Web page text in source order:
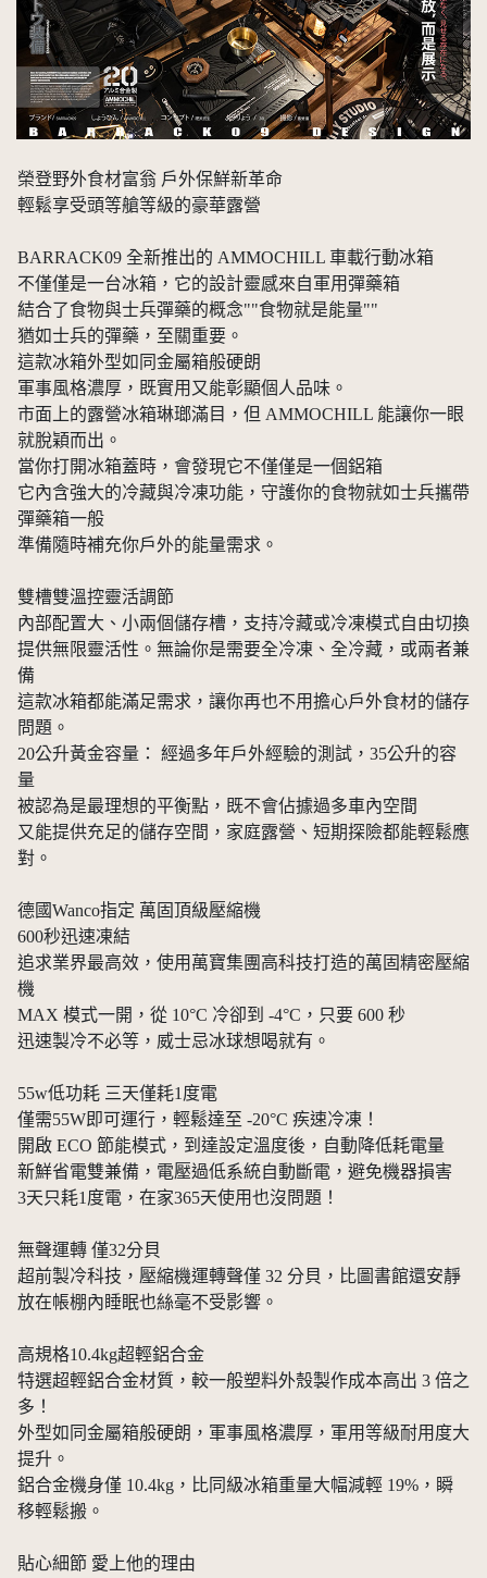
榮登野外食材富翁 戶外保鮮新革命
輕鬆享受頭等艙等級的豪華露營
BARRACK09 全新推出的 AMMOCHILL 車載行動冰箱
不僅僅是一台冰箱，它的設計靈感來自軍用彈藥箱
結合了食物與士兵彈藥的概念""食物就是能量""
猶如士兵的彈藥，至關重要。
這款冰箱外型如同金屬箱般硬朗
軍事風格濃厚，既實用又能彰顯個人品味。
市面上的露營冰箱琳瑯滿目，但 AMMOCHILL 能讓你一眼
就脫穎而出。
當你打開冰箱蓋時，會發現它不僅僅是一個鋁箱
它內含強大的冷藏與冷凍功能，守護你的食物就如士兵攜帶
彈藥箱一般
準備隨時補充你戶外的能量需求。
雙槽雙溫控靈活調節
內部配置大、小兩個儲存槽，支持冷藏或冷凍模式自由切換
提供無限靈活性。無論你是需要全冷凍、全冷藏，或兩者兼
備
這款冰箱都能滿足需求，讓你再也不用擔心戶外食材的儲存
問題。
20公升黃金容量： 經過多年戶外經驗的測試，35公升的容
量
被認為是最理想的平衡點，既不會佔據過多車內空間
又能提供充足的儲存空間，家庭露營、短期探險都能輕鬆應
對。
德國Wanco指定 萬固頂級壓縮機
600秒迅速凍結
追求業界最高效，使用萬寶集團高科技打造的萬固精密壓縮
機
MAX 模式一開，從 10°C 冷卻到 -4°C，只要 600 秒
迅速製冷不必等，威士忌冰球想喝就有。
55w低功耗 三天僅耗1度電
僅需55W即可運行，輕鬆達至 -20°C 疾速冷凍！
開啟 ECO 節能模式，到達設定溫度後，自動降低耗電量
新鮮省電雙兼備，電壓過低系統自動斷電，避免機器損害
3天只耗1度電，在家365天使用也沒問題！
無聲運轉 僅32分貝
超前製冷科技，壓縮機運轉聲僅 32 分貝，比圖書館還安靜
放在帳棚內睡眠也絲毫不受影響。
高規格10.4kg超輕鋁合金
特選超輕鋁合金材質，較一般塑料外殼製作成本高出 3 倍之
多！
外型如同金屬箱般硬朗，軍事風格濃厚，軍用等級耐用度大
提升。
鋁合金機身僅 10.4kg，比同級冰箱重量大幅減輕 19%，瞬
移輕鬆搬。
貼心細節 愛上他的理由